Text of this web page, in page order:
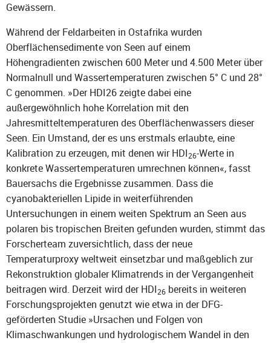
Gewässern.
Während der Feldarbeiten in Ostafrika wurden
Oberflächensedimente von Seen auf einem
Höhengradienten zwischen 600 Meter und 4.500 Meter über
Normalnull und Wassertemperaturen zwischen 5° C und 28°
C genommen. »Der HDI26 zeigte dabei eine
außergewöhnlich hohe Korrelation mit den
Jahresmitteltemperaturen des Oberflächenwassers dieser
Seen. Ein Umstand, der es uns erstmals erlaubte, eine
Kalibration zu erzeugen, mit denen wir HDI26-Werte in
konkrete Wassertemperaturen umrechnen können«, fasst
Bauersachs die Ergebnisse zusammen. Dass die
cyanobakteriellen Lipide in weiterführenden
Untersuchungen in einem weiten Spektrum an Seen aus
polaren bis tropischen Breiten gefunden wurden, stimmt das
Forscherteam zuversichtlich, dass der neue
Temperaturproxy weltweit einsetzbar und maßgeblich zur
Rekonstruktion globaler Klimatrends in der Vergangenheit
beitragen wird. Derzeit wird der HDI26 bereits in weiteren
Forschungsprojekten genutzt wie etwa in der DFG-
geförderten Studie »Ursachen und Folgen von
Klimaschwankungen und hydrologischem Wandel in den